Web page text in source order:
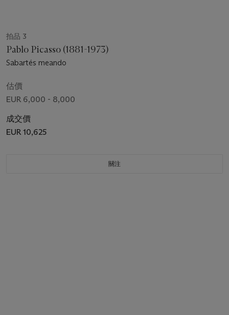
拍品 3
Pablo Picasso (1881-1973)
Sabartés meando
估價
EUR 6,000 - 8,000
成交價
EUR 10,625
關注